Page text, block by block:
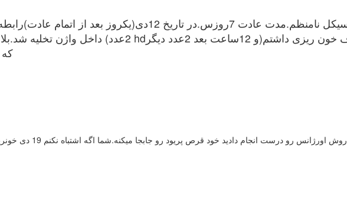
من در 5 دی عادت ماهانه شدم.سیکل نامنظم.مدت عادت
که 3 روز ادامه داشت.آزمایش خون دادن جواب منفی بود
روش اورژانس رو درست انجام دادید خود قرص پریود رو جابجا میکنه.شما اگه اشتباه نکنم 19 دی خونریزی داشتید ممکنه تا 19 بهمن هم پریود نشید .فعلا صبر کنید ونگران نباشید